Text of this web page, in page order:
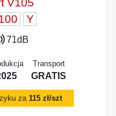
V105
Y
71dB
Transport
GRATIS
za 115 zł/szt